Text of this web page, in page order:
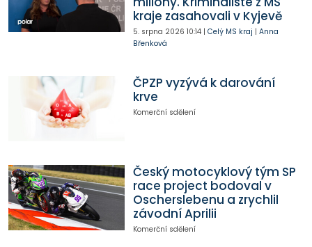
kraje zasahovali v Kyjevě
5. srpna 2026 10:14| Celý MS kraj | Anna
Břenková
ČPZP vyzývá k darování
krve
Komerční sdělení
Český motocyklový tým SP
race project bodoval v
Oscherslebenu a zrychlil
závodní Aprilii
Komerční sdělení